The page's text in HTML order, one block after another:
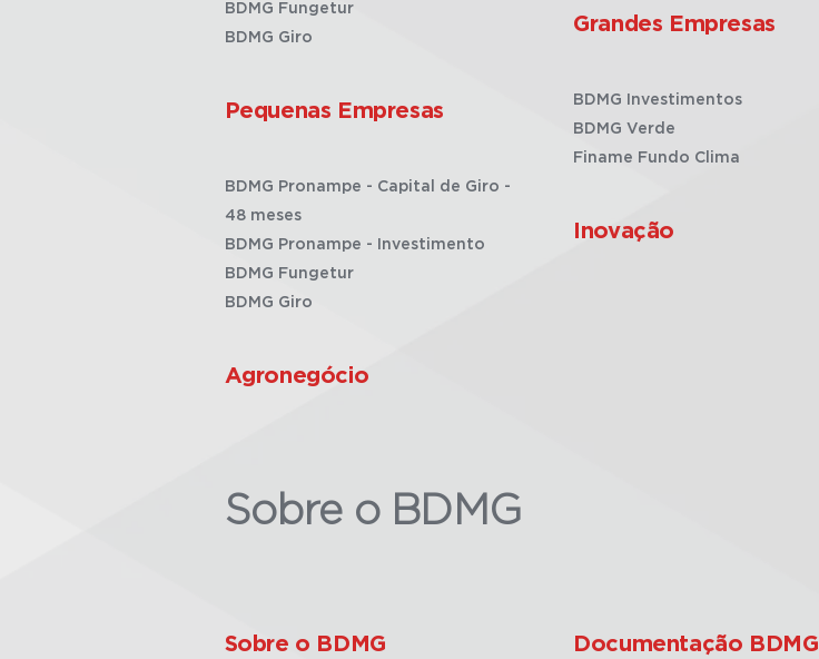
BDMG Fungetur
BDMG Giro
Pequenas Empresas
BDMG Pronampe - Capital de Giro -
48 meses
BDMG Pronampe - Investimento
BDMG Fungetur
BDMG Giro
Agronegócio
Grandes Empresas
BDMG Investimentos
BDMG Verde
Finame Fundo Clima
Inovação
Sobre o BDMG
Sobre o BDMG Documentação BDMG